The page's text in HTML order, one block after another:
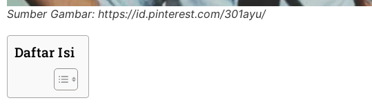
Sumber Gambar: https://id.pinterest.com/301ayu/
Daftar Isi